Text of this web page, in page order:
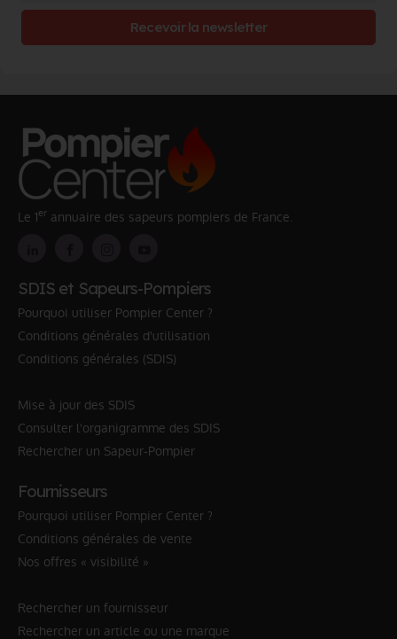
Recevoir la newsletter
Le 1er annuaire des sapeurs pompiers de France.
SDIS et Sapeurs-Pompiers
Pourquoi utiliser Pompier Center ?
Conditions générales d'utilisation
Conditions générales (SDIS)
Mise à jour des SDIS
Consulter l'organigramme des SDIS
Rechercher un Sapeur-Pompier
Fournisseurs
Pourquoi utiliser Pompier Center ?
Conditions générales de vente
Nos offres « visibilité »
Rechercher un fournisseur
Rechercher un article ou une marque